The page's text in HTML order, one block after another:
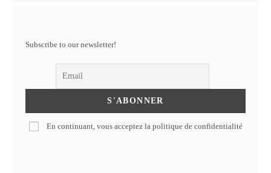
Subscribe to our newsletter!
En continuant, vous acceptez la politique de confidentialité